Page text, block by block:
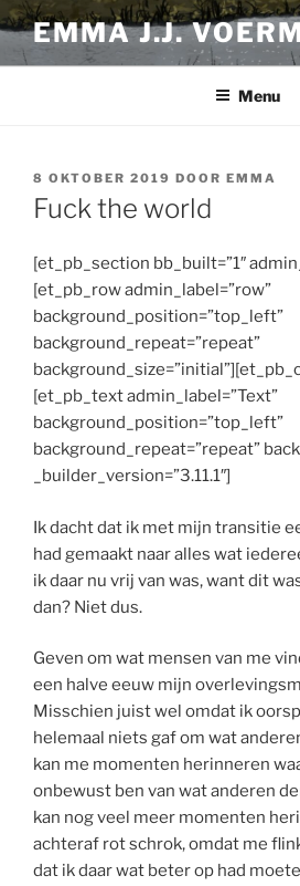
Ga
naar
de
EMMA J.J.
Menu
GEPLAATST
OP
8 OKTOBER 2019 DOOR EMMA
Fuck the world
[et_pb_section bb_built=”1″
[et_pb_row admin_label=”row”
background_position=”top_left”
background_repeat=”repeat”
[et_pb_text admin_label=”Text”
background_position=”top_left”
background_repeat=”repeat”
_builder_version=”3.11.1″]
Ik dacht dat ik met mijn transitie
had gemaakt naar alles wat
ik daar nu vrij van was, want dit
dan? Niet dus.
Geven om wat mensen van me
een halve eeuw mijn
Misschien juist wel omdat ik
helemaal niets gaf om wat
kan me momenten herinneren
onbewust ben van wat anderen
kan nog veel meer momenten
achteraf rot schrok, omdat me
dat ik daar wat beter op had